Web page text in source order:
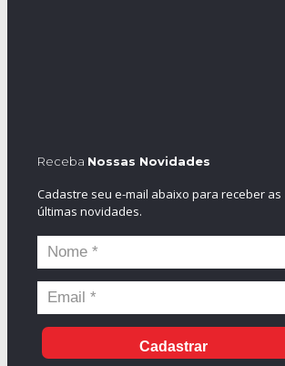
Receba Nossas Novidades
Cadastre seu e-mail abaixo para receber as
últimas novidades.
Cadastrar